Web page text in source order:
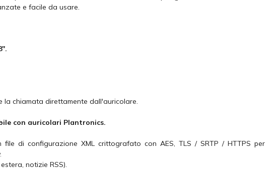
e facile da usare.
la chiamata direttamente dall'auricolare.
con auricolari Plantronics.
di configurazione XML crittografato con AES, TLS / SRTP / HTTPS per
notizie RSS).